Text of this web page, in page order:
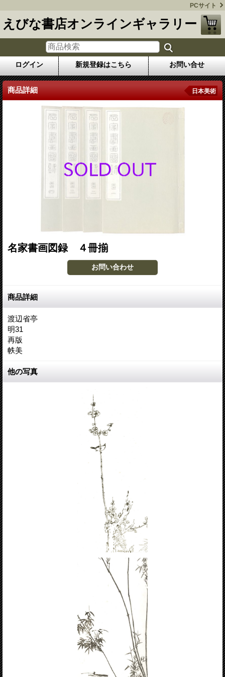
PCサイト
えびな書店オンラインギャラリー
ログイン 新規登録はこちら お問い合せ
商品詳細 日本美術
名家書画図録 ４冊揃
商品詳細
渡辺省亭
明31
再版
帙美
他の写真